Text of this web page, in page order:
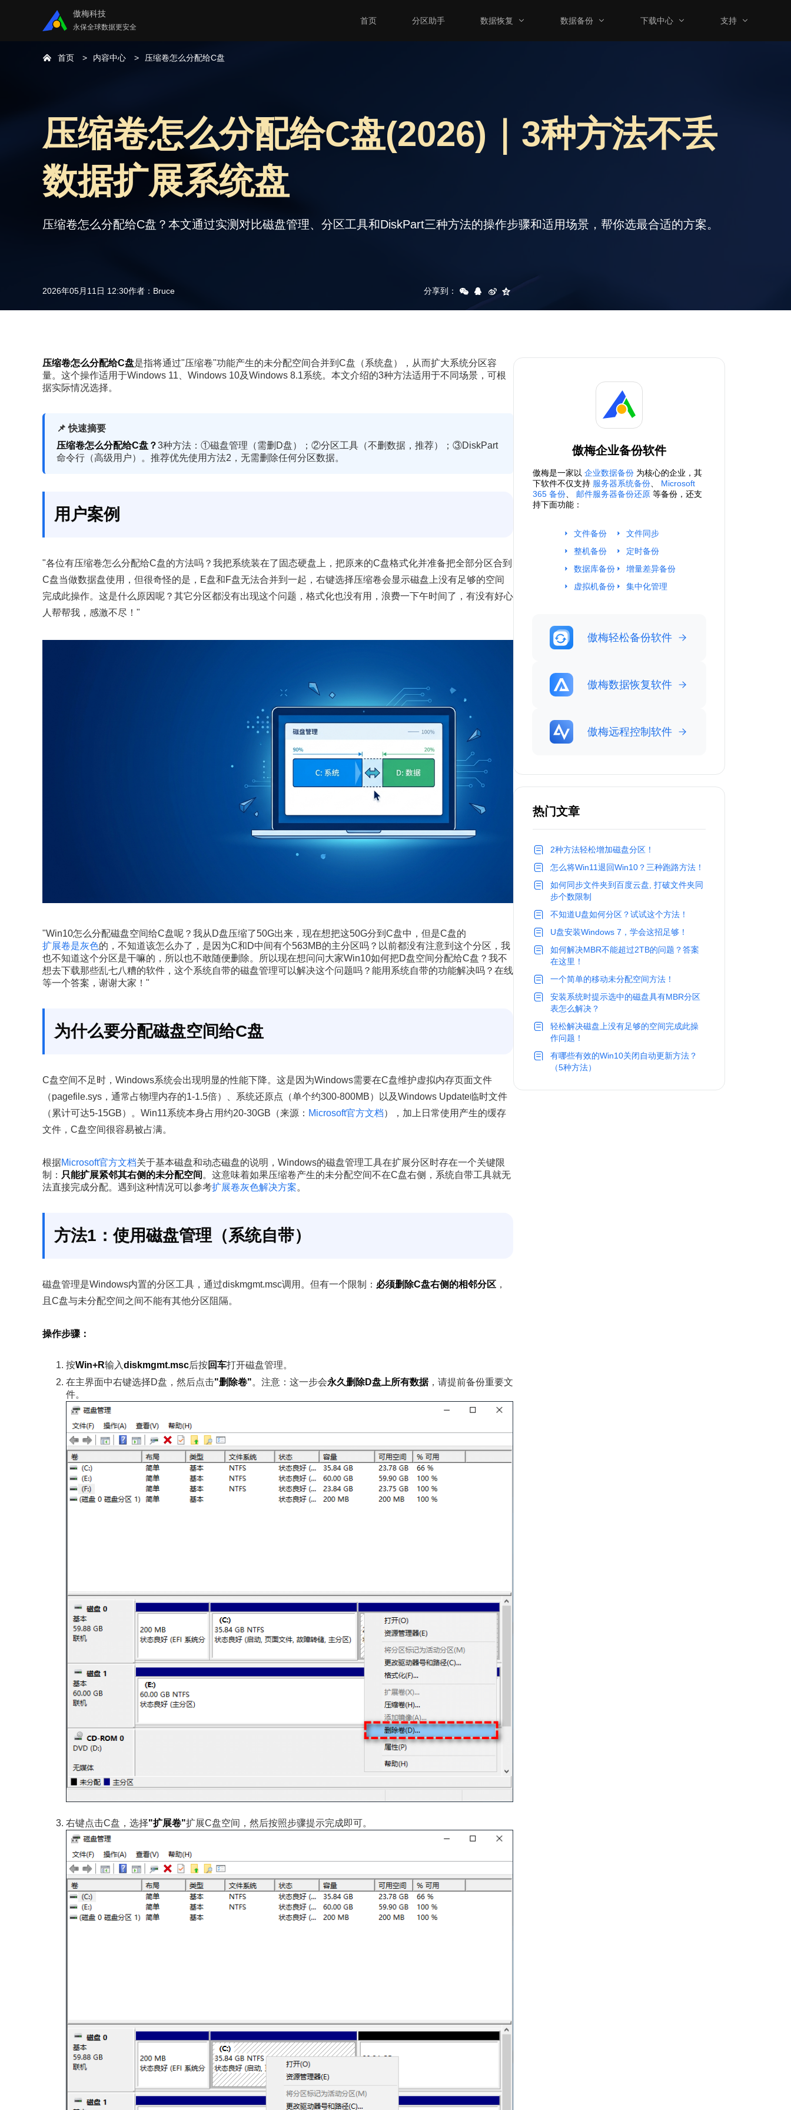
傲梅科技
永保全球数据更安全
首页 分区助手 数据恢复 数据备份 下载中心 支持
首页 内容中心 压缩卷怎么分配给C盘
压缩卷怎么分配给C盘(2026)｜3种方法不丢
数据扩展系统盘
压缩卷怎么分配给C盘？本文通过实测对比磁盘管理、分区工具和DiskPart三种方法的操作步骤和适用场景，帮你选最合适的方案。
2026年05月11日 12:30作者： Bruce 分享到：
压缩卷怎么分配给C盘是指将通过"压缩卷"功能产生的未分配空间合并到C盘（系统盘），从而扩大系统分区容
量。这个操作适用于Windows 11、Windows 10及Windows 8.1系统。本文介绍的3种方法适用于不同场景，可根
据实际情况选择。
📌 快速摘要
压缩卷怎么分配给C盘？3种方法：①磁盘管理（需删D盘）；②分区工具（不删数据，推荐）；③DiskPart
命令行（高级用户）。推荐优先使用方法2，无需删除任何分区数据。
用户案例
"各位有压缩卷怎么分配给C盘的方法吗？我把系统装在了固态硬盘上，把原来的C盘格式化并准备把全部分区合到
C盘当做数据盘使用，但很奇怪的是，E盘和F盘无法合并到一起，右键选择压缩卷会显示磁盘上没有足够的空间
完成此操作。这是什么原因呢？其它分区都没有出现这个问题，格式化也没有用，浪费一下午时间了，有没有好心
人帮帮我，感激不尽！"
"Win10怎么分配磁盘空间给C盘呢？我从D盘压缩了50G出来，现在想把这50G分到C盘中，但是C盘的
扩展卷是灰色的，不知道该怎么办了，是因为C和D中间有个563MB的主分区吗？以前都没有注意到这个分区，我
也不知道这个分区是干嘛的，所以也不敢随便删除。所以现在想问问大家Win10如何把D盘空间分配给C盘？我不
想去下载那些乱七八糟的软件，这个系统自带的磁盘管理可以解决这个问题吗？能用系统自带的功能解决吗？在线
等一个答案，谢谢大家！"
为什么要分配磁盘空间给C盘
C盘空间不足时，Windows系统会出现明显的性能下降。这是因为Windows需要在C盘维护虚拟内存页面文件
（pagefile.sys，通常占物理内存的1-1.5倍）、系统还原点（单个约300-800MB）以及Windows Update临时文件
（累计可达5-15GB）。Win11系统本身占用约20-30GB（来源： Microsoft官方文档），加上日常使用产生的缓存
文件，C盘空间很容易被占满。
根据Microsoft官方文档关于基本磁盘和动态磁盘的说明，Windows的磁盘管理工具在扩展分区时存在一个关键限
制： 只能扩展紧邻其右侧的未分配空间 。这意味着如果压缩卷产生的未分配空间不在C盘右侧，系统自带工具就无
法直接完成分配。遇到这种情况可以参考扩展卷灰色解决方案。
方法1：使用磁盘管理（系统自带）
磁盘管理是Windows内置的分区工具，通过diskmgmt.msc调用。但有一个限制： 必须删除C盘右侧的相邻分区 ，
且C盘与未分配空间之间不能有其他分区阻隔。
操作步骤：
按Win+R输入diskmgmt.msc后按回车打开磁盘管理。
在主界面中右键选择D盘，然后点击"删除卷"。注意：这一步会永久删除D盘上所有数据，请提前备份重要文
件。
右键点击C盘，选择"扩展卷"扩展C盘空间，然后按照步骤提示完成即可。
傲梅企业备份软件
傲梅是一家以 企业数据备份 为核心的企业，其
下软件不仅支持 服务器系统备份
Microsoft
365 备份
邮件服务器备份还原 等备份，还支
持下面功能：
文件备份
整机备份
数据库备份
虚拟机备份
文件同步
定时备份
增量差异备份
集中化管理
傲梅轻松备份软件
傲梅数据恢复软件
傲梅远程控制软件
热门文章
2种方法轻松增加磁盘分区！
怎么将Win11退回Win10？三种跑路方法！
如何同步文件夹到百度云盘, 打破文件夹同
步个数限制
不知道U盘如何分区？试试这个方法！
U盘安装Windows 7，学会这招足够！
如何解决MBR不能超过2TB的问题？答案
在这里！
一个简单的移动未分配空间方法！
安装系统时提示选中的磁盘具有MBR分区
表怎么解决？
轻松解决磁盘上没有足够的空间完成此操
作问题！
有哪些有效的Win10关闭自动更新方法？
（5种方法）